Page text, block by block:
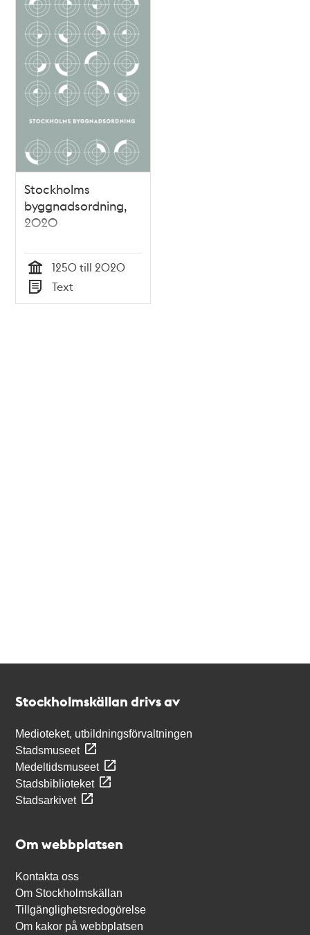
Stockholms
byggnadsordning,
2020
Tid
1250 till 2020
Typ
Text
Stockholmskällan drivs av
Medioteket, utbildningsförvaltningen
Stadsmuseet
Medeltidsmuseet
Stadsbiblioteket
Stadsarkivet
Om webbplatsen
Kontakta oss
Om Stockholmskällan
Tillgänglighetsredogörelse
Om kakor på webbplatsen